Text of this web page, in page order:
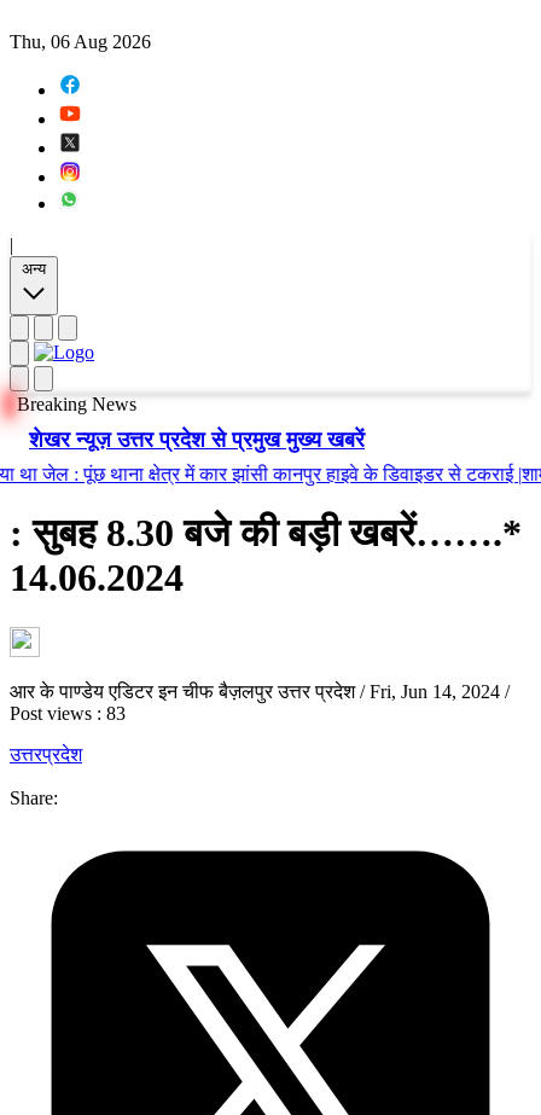
Thu, 06 Aug 2026
|
अन्य
Breaking News
शेखर न्यूज़ उत्तर प्रदेश से प्रमुख मुख्य खबरें
जेल:पूंछ थाना क्षेत्र में कार झांसी कानपुर हाइवे के डिवाइडर से टकराई|शाम
: सुबह 8.30 बजे की बड़ी खबरें…….*
14.06.2024
आर के पाण्डेय एडिटर इन चीफ बैज़लपुर उत्तर प्रदेश/Fri, Jun 14, 2024 /
Post views : 83
उत्तरप्रदेश
Share: